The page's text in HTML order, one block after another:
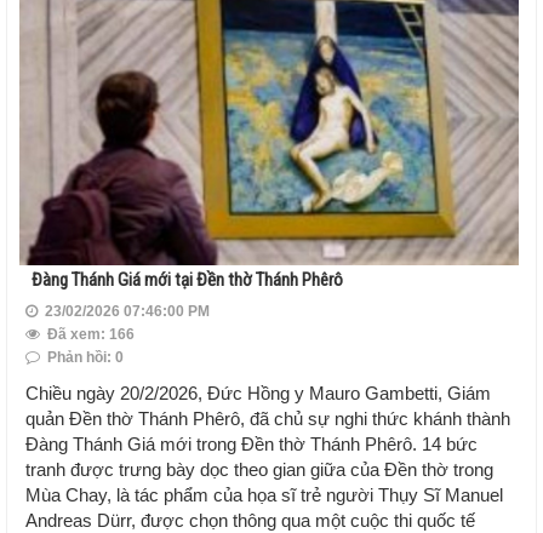
Đàng Thánh Giá mới tại Đền thờ Thánh Phêrô
23/02/2026 07:46:00 PM
Đã xem: 166
Phản hồi: 0
Chiều ngày 20/2/2026, Đức Hồng y Mauro Gambetti, Giám
quản Đền thờ Thánh Phêrô, đã chủ sự nghi thức khánh thành
Đàng Thánh Giá mới trong Đền thờ Thánh Phêrô. 14 bức
tranh được trưng bày dọc theo gian giữa của Đền thờ trong
Mùa Chay, là tác phẩm của họa sĩ trẻ người Thụy Sĩ Manuel
Andreas Dürr, được chọn thông qua một cuộc thi quốc tế